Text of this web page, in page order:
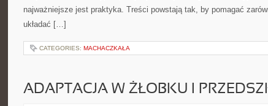
najważniejsze jest praktyka. Treści powstają tak, by pomagać
układać […]
CATEGORIES: MACHACZKAŁA
ADAPTACJA W ŻŁOBKU I